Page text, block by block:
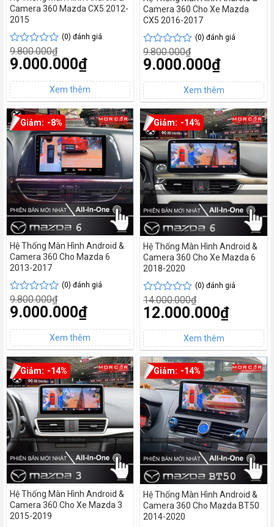
Camera 360 Mazda CX5 2012-
2015
Được
xếp
hạng
0
5
sao
(0) đánh giá
9.800.000₫
Giá
gốc
9.800.000₫.
9.000.000₫
hiện
tại
là:
9.000.000₫.
Camera 360 Cho Xe Mazda
CX5 2016-2017
Được
xếp
hạng
0
5
sao
(0) đánh giá
9.800.000₫
Giá
gốc
9.800.000₫.
9.000.000₫
hiện
tại
là:
9.000.000₫.
-8%
Hệ Thống Màn Hình Android &
Camera 360 Cho Mazda 6
2013-2017
Được
xếp
hạng
0
5
sao
(0) đánh giá
9.800.000₫
Giá
gốc
9.800.000₫.
9.000.000₫
hiện
tại
là:
9.000.000₫.
-14%
Hệ Thống Màn Hình Android &
Camera 360 Cho Xe Mazda 6
2018-2020
Được
xếp
hạng
0
5
sao
(0) đánh giá
14.000.000₫
Giá
gốc
14.000.000₫.
12.000.000₫
hiện
tại
là:
12.000.000₫.
-14%
Hệ Thống Màn Hình Android &
Camera 360 Cho Xe Mazda 3
2015-2019
-14%
Hệ Thống Màn Hình Android &
Camera 360 Cho Mazda BT50
2014-2020